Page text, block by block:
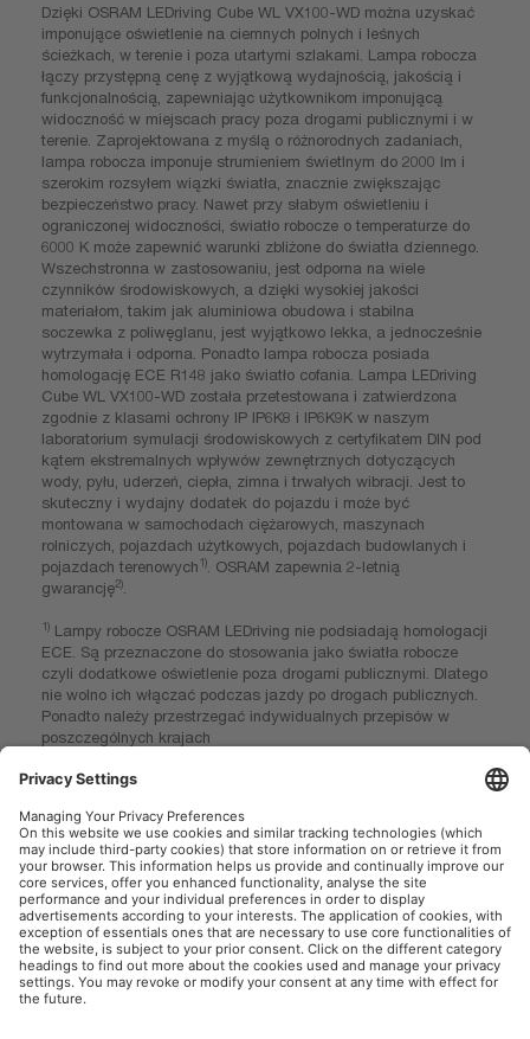
Dzięki OSRAM LEDriving Cube WL VX100-WD można uzyskać
imponujące oświetlenie na ciemnych polnych i leśnych
ścieżkach, w terenie i poza utartymi szlakami. Lampa robocza
łączy przystępną cenę z wyjątkową wydajnością, jakością i
funkcjonalnością, zapewniając użytkownikom imponującą
widoczność w miejscach pracy poza drogami publicznymi i w
terenie. Zaprojektowana z myślą o różnorodnych zadaniach,
lampa robocza imponuje strumieniem świetlnym do 2000 lm i
szerokim rozsyłem wiązki światła, znacznie zwiększając
bezpieczeństwo pracy. Nawet przy słabym oświetleniu i
ograniczonej widoczności, światło robocze o temperaturze do
6000 K może zapewnić warunki zbliżone do światła dziennego.
Wszechstronna w zastosowaniu, jest odporna na wiele
czynników środowiskowych, a dzięki wysokiej jakości
materiałom, takim jak aluminiowa obudowa i stabilna
soczewka z poliwęglanu, jest wyjątkowo lekka, a jednocześnie
wytrzymała i odporna. Ponadto lampa robocza posiada
homologację ECE R148 jako światło cofania. Lampa LEDriving
Cube WL VX100-WD została przetestowana i zatwierdzona
zgodnie z klasami ochrony IP IP6K8 i IP6K9K w naszym
laboratorium symulacji środowiskowych z certyfikatem DIN pod
kątem ekstremalnych wpływów zewnętrznych dotyczących
wody, pyłu, uderzeń, ciepła, zimna i trwałych wibracji. Jest to
skuteczny i wydajny dodatek do pojazdu i może być
montowana w samochodach ciężarowych, maszynach
rolniczych, pojazdach użytkowych, pojazdach budowlanych i
pojazdach terenowych1)
. OSRAM zapewnia 2-letnią
gwarancję2)
1) Lampy robocze OSRAM LEDriving nie podsiadają homologacji
ECE. Są przeznaczone do stosowania jako światła robocze
czyli dodatkowe oświetlenie poza drogami publicznymi. Dlatego
nie wolno ich włączać podczas jazdy po drogach publicznych.
Ponadto należy przestrzegać indywidualnych przepisów w
poszczególnych krajach
www.osram.pl/am-gwarancje
OSRAM AutoMoto w mediach społecznościowych
Informacje firmowe
Warunki użytkowania